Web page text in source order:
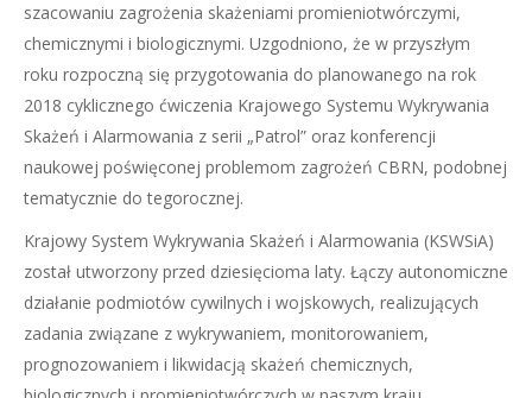
szacowaniu zagrożenia skażeniami promieniotwórczymi,
chemicznymi i biologicznymi. Uzgodniono, że w przyszłym
roku rozpoczną się przygotowania do planowanego na rok
2018 cyklicznego ćwiczenia Krajowego Systemu Wykrywania
Skażeń i Alarmowania z serii „Patrol” oraz konferencji
naukowej poświęconej problemom zagrożeń CBRN, podobnej
tematycznie do tegorocznej.
Krajowy System Wykrywania Skażeń i Alarmowania (KSWSiA)
został utworzony przed dziesięcioma laty. Łączy autonomiczne
działanie podmiotów cywilnych i wojskowych, realizujących
zadania związane z wykrywaniem, monitorowaniem,
prognozowaniem i likwidacją skażeń chemicznych,